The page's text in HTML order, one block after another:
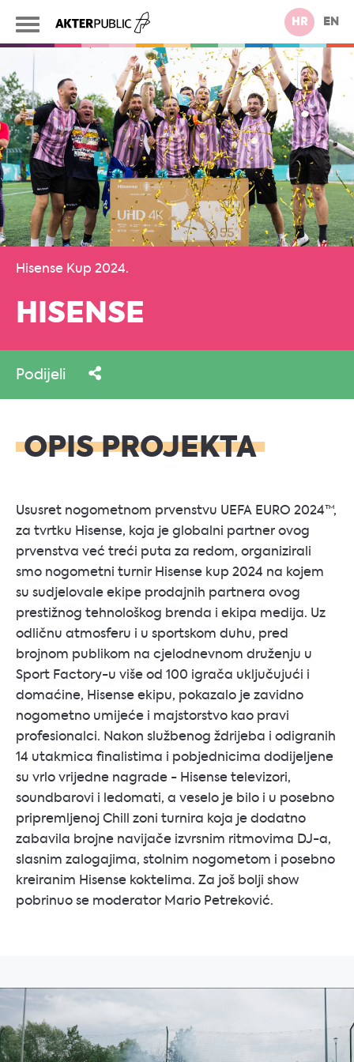
HR EN
Hisense Kup 2024.
HISENSE
Podijeli
OPIS PROJEKTA
Ususret nogometnom prvenstvu UEFA EURO 2024™,
za tvrtku Hisense, koja je globalni partner ovog
prvenstva već treći puta za redom, organizirali
smo nogometni turnir Hisense kup 2024 na kojem
su sudjelovale ekipe prodajnih partnera ovog
prestižnog tehnološkog brenda i ekipa medija. Uz
odličnu atmosferu i u sportskom duhu, pred
brojnom publikom na cjelodnevnom druženju u
Sport Factory-u više od 100 igrača uključujući i
domaćine, Hisense ekipu, pokazalo je zavidno
nogometno umijeće i majstorstvo kao pravi
profesionalci. Nakon službenog ždrijeba i odigranih
14 utakmica finalistima i pobjednicima dodijeljene
su vrlo vrijedne nagrade - Hisense televizori,
soundbarovi i ledomati, a veselo je bilo i u posebno
pripremljenoj Chill zoni turnira koja je dodatno
zabavila brojne navijače izvrsnim ritmovima DJ-a,
slasnim zalogajima, stolnim nogometom i posebno
kreiranim Hisense koktelima. Za još bolji show
pobrinuo se moderator Mario Petreković.